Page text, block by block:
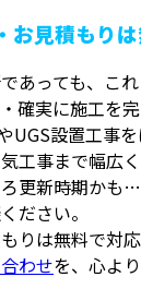
お見積もりは
あっても、こ
確実に施工を完
UGS設置工事
工事まで幅広く
ろ更新時期かも
ださい。
りは無料で対
わせを、心よ